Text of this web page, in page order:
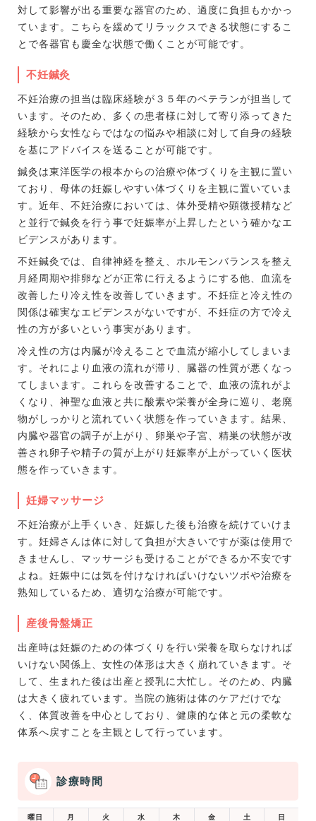
対して影響が出る重要な器官のため、過度に負担もかかっ
ています。こちらを緩めてリラックスできる状態にするこ
とで各器官も慶全な状態で働くことが可能です。
不妊鍼灸
不妊治療の担当は臨床経験が３５年のベテランが担当して
います。そのため、多くの患者様に対して寄り添ってきた
経験から女性ならではなの悩みや相談に対して自身の経験
を基にアドバイスを送ることが可能です。
鍼灸は東洋医学の根本からの治療や体づくりを主観に置い
ており、母体の妊娠しやすい体づくりを主観に置いていま
す。近年、不妊治療においては、体外受精や顕微授精など
と並行で鍼灸を行う事で妊娠率が上昇したという確かなエ
ビデンスがあります。
不妊鍼灸では、自律神経を整え、ホルモンバランスを整え
月経周期や排卵などが正常に行えるようにする他、血流を
改善したり冷え性を改善していきます。不妊症と冷え性の
関係は確実なエビデンスがないですが、不妊症の方で冷え
性の方が多いという事実があります。
冷え性の方は内臓が冷えることで血流が縮小してしまいま
す。それにより血液の流れが滞り、臓器の性質が悪くなっ
てしまいます。これらを改善することで、血液の流れがよ
くなり、神聖な血液と共に酸素や栄養が全身に巡り、老廃
物がしっかりと流れていく状態を作っていきます。結果、
内臓や器官の調子が上がり、卵巣や子宮、精巣の状態が改
善され卵子や精子の質が上がり妊娠率が上がっていく医状
態を作っていきます。
妊婦マッサージ
不妊治療が上手くいき、妊娠した後も治療を続けていけま
す。妊婦さんは体に対して負担が大きいですが薬は使用で
きませんし、マッサージも受けることができるか不安です
よね。妊娠中には気を付けなければいけないツボや治療を
熟知しているため、適切な治療が可能です。
産後骨盤矯正
出産時は妊娠のための体づくりを行い栄養を取らなければ
いけない関係上、女性の体形は大きく崩れていきます。そ
して、生まれた後は出産と授乳に大忙し。そのため、内臓
は大きく疲れています。当院の施術は体のケアだけでな
く、体質改善を中心としており、健康的な体と元の柔軟な
体系へ戻すことを主観として行っています。
診療時間
曜日 月 火 水 木 金 土 日